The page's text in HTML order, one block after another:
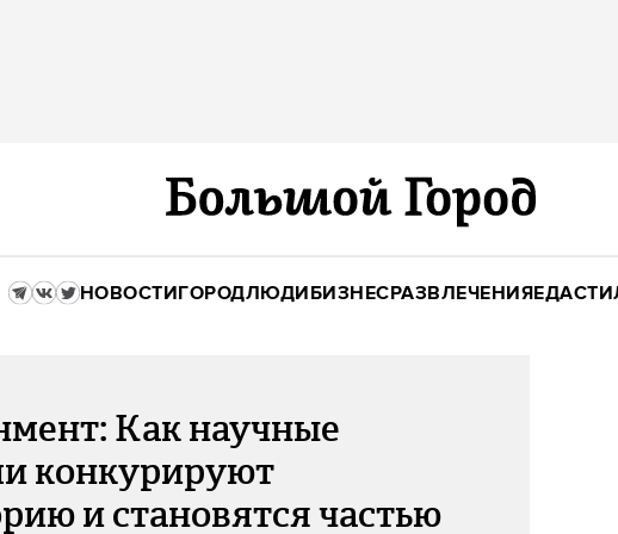
НОВОСТИГОРОДЛЮДИБИЗНЕСРАЗВЛЕЧЕНИЯЕДА
Как научные
конкурируют
и становятся частью